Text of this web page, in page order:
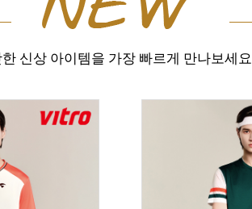
한 신상 아이템을 가장 빠르게 만나보세요